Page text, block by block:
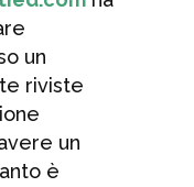
un
riviste
un
è